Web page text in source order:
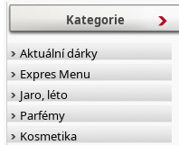
Kategorie
Aktuální dárky
Expres Menu
Jaro, léto
Parfémy
Kosmetika